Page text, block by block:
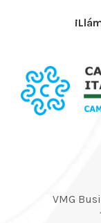
VMG